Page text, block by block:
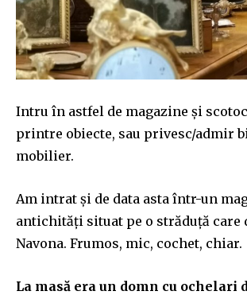
Intru în astfel de magazine și
printre obiecte, sau privesc/admir
mobilier.
Am intrat și de data asta într-un
antichități situat pe o străduță care
Navona. Frumos, mic, cochet, chiar.
La masă era un domn cu ochelari